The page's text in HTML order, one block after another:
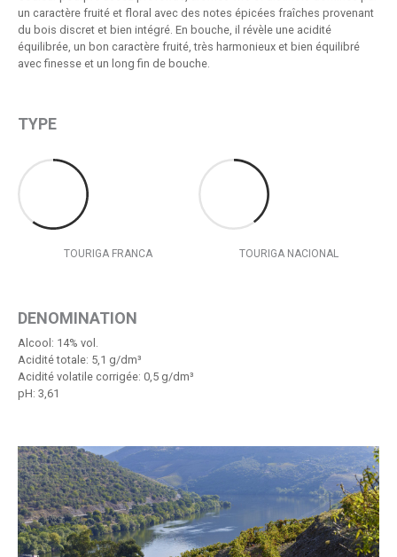
un caractère fruité et floral avec des notes épicées fraîches provenant
du bois discret et bien intégré. En bouche, il révèle une acidité
équilibrée, un bon caractère fruité, très harmonieux et bien équilibré
avec finesse et un long fin de bouche.
TYPE
TOURIGA FRANCA TOURIGA NACIONAL
DENOMINATION
Alcool: 14% vol.
Acidité totale: 5,1 g/dm³
Acidité volatile corrigée: 0,5 g/dm³
pH: 3,61